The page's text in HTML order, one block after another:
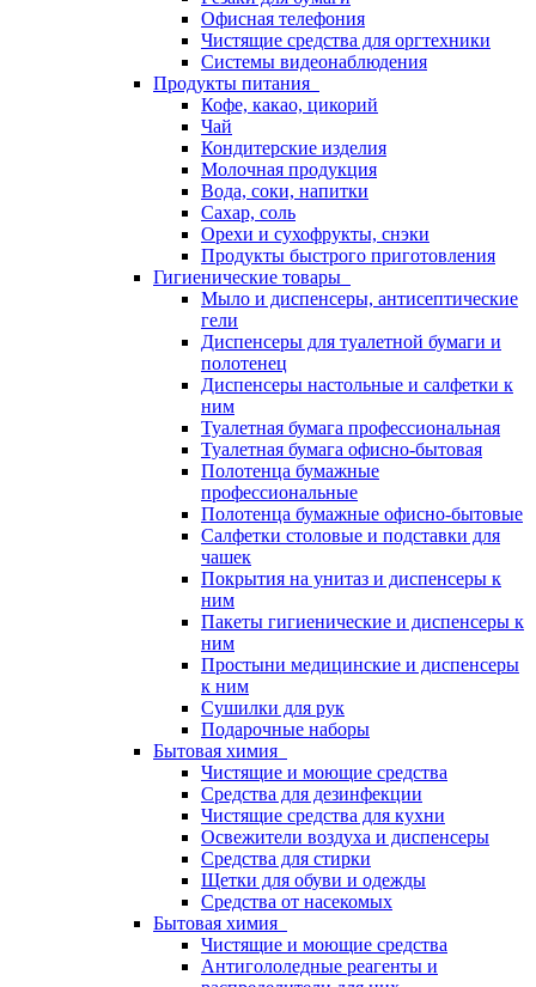
Офисная телефония
Чистящие средства для оргтехники
Системы видеонаблюдения
Продукты питания
Кофе, какао, цикорий
Чай
Кондитерские изделия
Молочная продукция
Вода, соки, напитки
Сахар, соль
Орехи и сухофрукты, снэки
Продукты быстрого приготовления
Гигиенические товары
Мыло и диспенсеры, антисептические
гели
Диспенсеры для туалетной бумаги и
полотенец
Диспенсеры настольные и салфетки к
ним
Туалетная бумага профессиональная
Туалетная бумага офисно-бытовая
Полотенца бумажные
профессиональные
Полотенца бумажные офисно-бытовые
Салфетки столовые и подставки для
чашек
Покрытия на унитаз и диспенсеры к
ним
Пакеты гигиенические и диспенсеры к
ним
Простыни медицинские и диспенсеры
к ним
Сушилки для рук
Подарочные наборы
Бытовая химия
Чистящие и моющие средства
Средства для дезинфекции
Чистящие средства для кухни
Освежители воздуха и диспенсеры
Средства для стирки
Щетки для обуви и одежды
Средства от насекомых
Бытовая химия
Чистящие и моющие средства
Антигололедные реагенты и